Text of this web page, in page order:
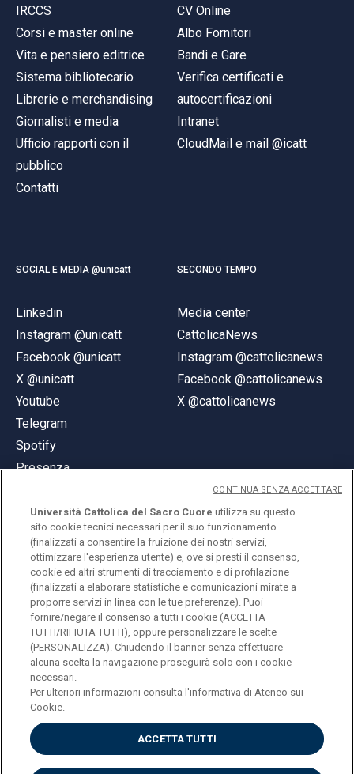
IRCCS
Corsi e master online
Vita e pensiero editrice
Sistema bibliotecario
Librerie e merchandising
Giornalisti e media
Ufficio rapporti con il
pubblico
Contatti
CV Online
Albo Fornitori
Bandi e Gare
Verifica certificati e
autocertificazioni
Intranet
CloudMail e mail @icatt
SOCIAL E MEDIA @unicatt
Linkedin
Instagram @unicatt
Facebook @unicatt
X @unicatt
Youtube
Telegram
Spotify
Presenza
SECONDO TEMPO
Media center
CattolicaNews
Instagram @cattolicanews
Facebook @cattolicanews
X @cattolicanews
© Università Cattolica del Sacro Cuore
Largo A. Gemelli 1, 20123 Milano
PI 02133120150
ENGLISH
Privacy
Accessibilità
Università Cattolica del Sacro Cuore utilizza su questo
sito cookie tecnici necessari per il suo funzionamento
(finalizzati a consentire la fruizione dei nostri servizi,
ottimizzare l'esperienza utente) e, ove si presti il consenso,
cookie ed altri strumenti di tracciamento e di profilazione
(finalizzati a elaborare statistiche e comunicazioni mirate a
proporre servizi in linea con le tue preferenze). Puoi
fornire/negare il consenso a tutti i cookie (ACCETTA
TUTTI/RIFIUTA TUTTI), oppure personalizzare le scelte
(PERSONALIZZA). Chiudendo il banner senza effettuare
alcuna scelta la navigazione proseguirà solo con i cookie
necessari.
Per ulteriori informazioni consulta l'informativa di Ateneo sui
Cookie.
ACCETTA TUTTI
CONTINUA SENZA ACCETTARE